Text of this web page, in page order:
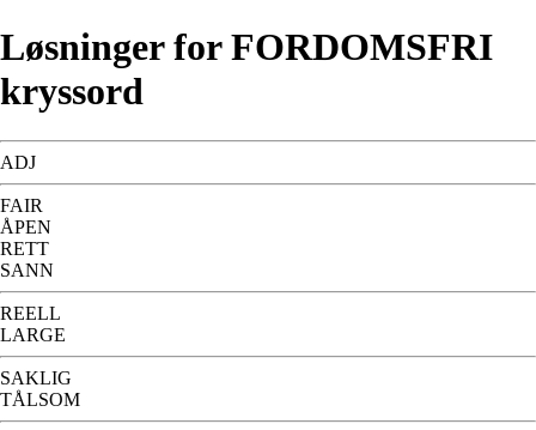
Løsninger for FORDOMSFRI
kryssord
ADJ
FAIR
ÅPEN
RETT
SANN
REELL
LARGE
SAKLIG
TÅLSOM